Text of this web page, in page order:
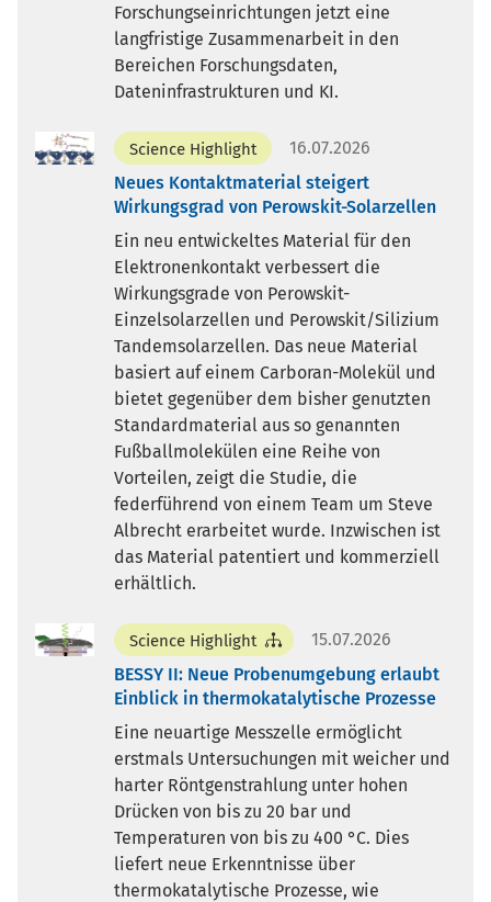
Forschungseinrichtungen jetzt eine
langfristige Zusammenarbeit in den
Bereichen Forschungsdaten,
Dateninfrastrukturen und KI.
Science Highlight
16.07.2026
Neues Kontaktmaterial steigert
Wirkungsgrad von Perowskit-Solarzellen
Ein neu entwickeltes Material für den
Elektronenkontakt verbessert die
Wirkungsgrade von Perowskit-
Einzelsolarzellen und Perowskit/Silizium
Tandemsolarzellen. Das neue Material
basiert auf einem Carboran-Molekül und
bietet gegenüber dem bisher genutzten
Standardmaterial aus so genannten
Fußballmolekülen eine Reihe von
Vorteilen, zeigt die Studie, die
federführend von einem Team um Steve
Albrecht erarbeitet wurde. Inzwischen ist
das Material patentiert und kommerziell
erhältlich.
Science Highlight
15.07.2026
BESSY II: Neue Probenumgebung erlaubt
Einblick in thermokatalytische Prozesse
Eine neuartige Messzelle ermöglicht
erstmals Untersuchungen mit weicher und
harter Röntgenstrahlung unter hohen
Drücken von bis zu 20 bar und
Temperaturen von bis zu 400 °C. Dies
liefert neue Erkenntnisse über
thermokatalytische Prozesse, wie